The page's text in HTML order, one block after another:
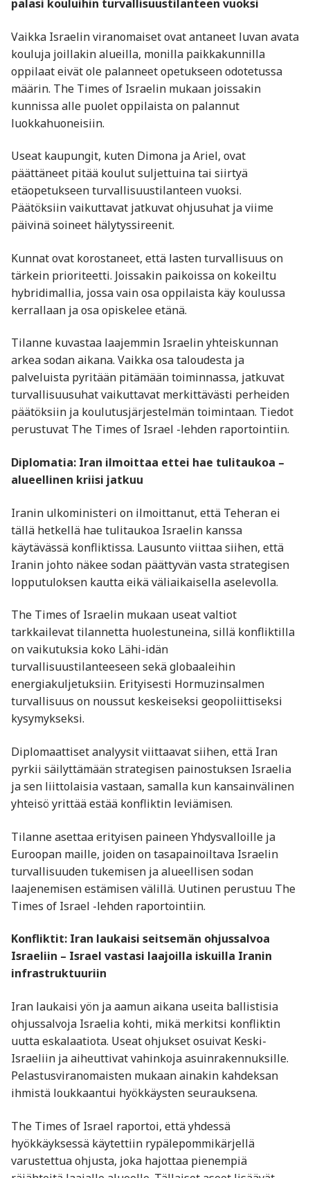
palasi kouluihin turvallisuustilanteen vuoksi
Vaikka Israelin viranomaiset ovat antaneet luvan avata
kouluja joillakin alueilla, monilla paikkakunnilla
oppilaat eivät ole palanneet opetukseen odotetussa
määrin. The Times of Israelin mukaan joissakin
kunnissa alle puolet oppilaista on palannut
luokkahuoneisiin.
Useat kaupungit, kuten Dimona ja Ariel, ovat
päättäneet pitää koulut suljettuina tai siirtyä
etäopetukseen turvallisuustilanteen vuoksi.
Päätöksiin vaikuttavat jatkuvat ohjusuhat ja viime
päivinä soineet hälytyssireenit.
Kunnat ovat korostaneet, että lasten turvallisuus on
tärkein prioriteetti. Joissakin paikoissa on kokeiltu
hybridimallia, jossa vain osa oppilaista käy koulussa
kerrallaan ja osa opiskelee etänä.
Tilanne kuvastaa laajemmin Israelin yhteiskunnan
arkea sodan aikana. Vaikka osa taloudesta ja
palveluista pyritään pitämään toiminnassa, jatkuvat
turvallisuusuhat vaikuttavat merkittävästi perheiden
päätöksiin ja koulutusjärjestelmän toimintaan. Tiedot
perustuvat The Times of Israel -lehden raportointiin.
Diplomatia: Iran ilmoittaa ettei hae tulitaukoa –
alueellinen kriisi jatkuu
Iranin ulkoministeri on ilmoittanut, että Teheran ei
tällä hetkellä hae tulitaukoa Israelin kanssa
käytävässä konfliktissa. Lausunto viittaa siihen, että
Iranin johto näkee sodan päättyvän vasta strategisen
lopputuloksen kautta eikä väliaikaisella aselevolla.
The Times of Israelin mukaan useat valtiot
tarkkailevat tilannetta huolestuneina, sillä konfliktilla
on vaikutuksia koko Lähi-idän
turvallisuustilanteeseen sekä globaaleihin
energiakuljetuksiin. Erityisesti Hormuzinsalmen
turvallisuus on noussut keskeiseksi geopoliittiseksi
kysymykseksi.
Diplomaattiset analyysit viittaavat siihen, että Iran
pyrkii säilyttämään strategisen painostuksen Israelia
ja sen liittolaisia vastaan, samalla kun kansainvälinen
yhteisö yrittää estää konfliktin leviämisen.
Tilanne asettaa erityisen paineen Yhdysvalloille ja
Euroopan maille, joiden on tasapainoiltava Israelin
turvallisuuden tukemisen ja alueellisen sodan
laajenemisen estämisen välillä. Uutinen perustuu The
Times of Israel -lehden raportointiin.
Konfliktit: Iran laukaisi seitsemän ohjussalvoa
Israeliin – Israel vastasi laajoilla iskuilla Iranin
infrastruktuuriin
Iran laukaisi yön ja aamun aikana useita ballistisia
ohjussalvoja Israelia kohti, mikä merkitsi konfliktin
uutta eskalaatiota. Useat ohjukset osuivat Keski-
Israeliin ja aiheuttivat vahinkoja asuinrakennuksille.
Pelastusviranomaisten mukaan ainakin kahdeksan
ihmistä loukkaantui hyökkäysten seurauksena.
The Times of Israel raportoi, että yhdessä
hyökkäyksessä käytettiin rypälepommikärjellä
varustettua ohjusta, joka hajottaa pienempiä